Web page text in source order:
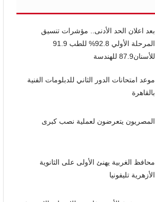
بعد اعلان الحد الأدنى.. مؤشرات تنسيق
المرحلة الأولي 92.8% للطب 91.9
للأسنان87.9 للهندسة
موعد امتحانات الدور الثاني للدبلومات الفنية
بالقاهرة
المصريون يتعرضون لعملية نصب كبرى
محافظ الغربية يهنئ الأولى على الثانوية
الأزهرية تليفونيا